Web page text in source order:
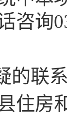
咨询
的联
住房